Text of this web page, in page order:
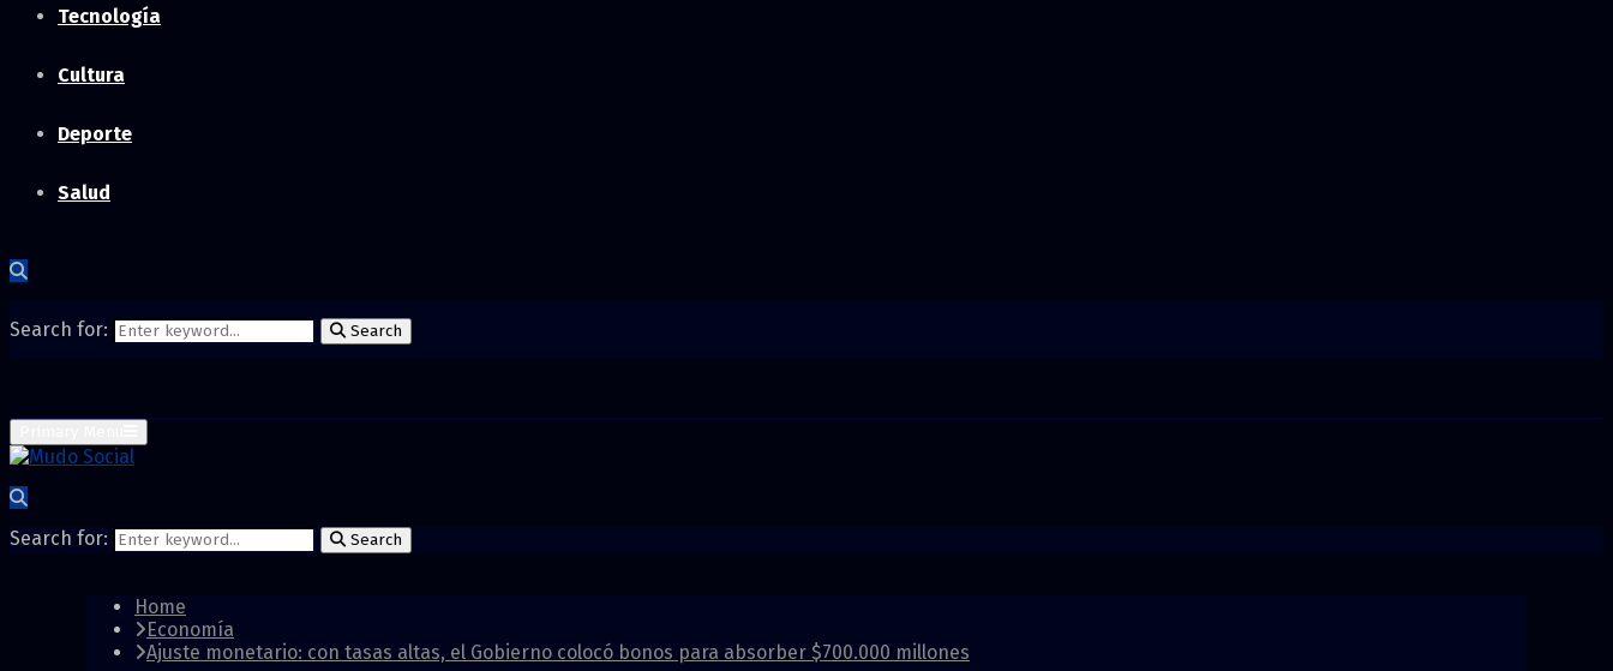
Tecnología
Cultura
Deporte
Salud
Search for: Search
Search for: Search
Home
Economía
Ajuste monetario: con tasas altas, el Gobierno colocó bonos para absorber $700.000 millones